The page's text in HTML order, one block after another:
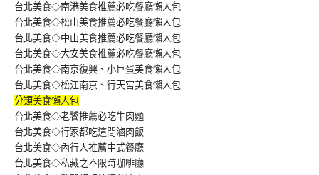
台北美食◇南港美食推薦必吃餐廳懶人包
台北美食◇松山美食推薦必吃餐廳懶人包
台北美食◇中山美食推薦必吃餐廳懶人包
台北美食◇大安美食推薦必吃餐廳懶人包
台北美食◇南京復興、小巨蛋美食懶人包
台北美食◇松江南京、行天宮美食懶人包
分類美食懶人包
台北美食◇老饕推薦必吃牛肉麵
台北美食◇行家都吃這間滷肉飯
台北美食◇內行人推薦中式餐廳
台北美食◇私藏之不限時咖啡廳